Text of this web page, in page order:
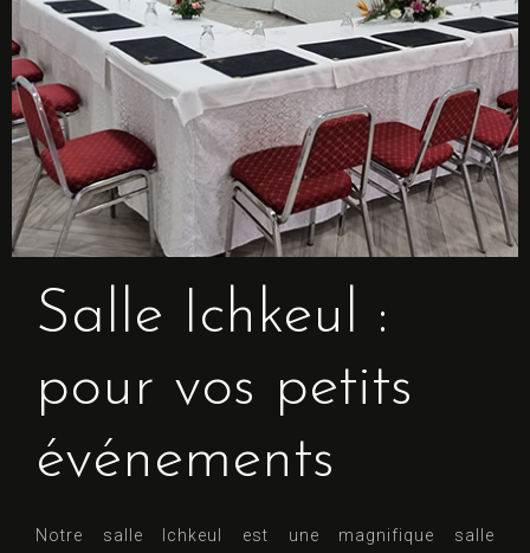
Salle Ichkeul :
pour vos petits
événements
Notre salle Ichkeul est une magnifique salle
Départ
Adultes
1
Enfants
0
Chercher